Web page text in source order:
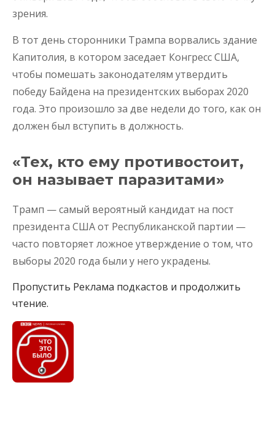
зрения.
В тот день сторонники Трампа ворвались здание
Капитолия, в котором заседает Конгресс США,
чтобы помешать законодателям утвердить
победу Байдена на президентских выборах 2020
года. Это произошло за две недели до того, как он
должен был вступить в должность.
«Тех, кто ему противостоит,
он называет паразитами»
Трамп — самый вероятный кандидат на пост
президента США от Республиканской партии —
часто повторяет ложное утверждение о том, что
выборы 2020 года были у него украдены.
Пропустить Реклама подкастов и продолжить
чтение.